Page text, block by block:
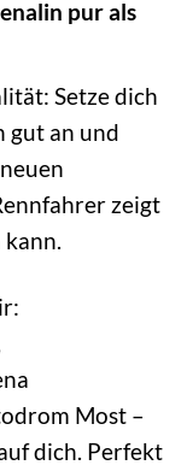
pur als
Setze dich
gut an und
zeigt
Most –
dich. Perfekt